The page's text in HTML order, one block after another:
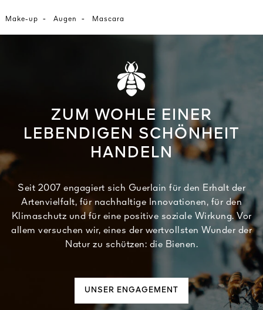
Make-up - Augen - Mascara
ZUM WOHLE EINER
LEBENDIGEN SCHÖNHEIT
HANDELN
Seit 2007 engagiert sich Guerlain für den Erhalt der
Artenvielfalt, für nachhaltige Innovationen, für den
Klimaschutz und für eine positive soziale Wirkung. Vor
allem versuchen wir, eines der wertvollsten Wunder der
Natur zu schützen: die Bienen.
UNSER ENGAGEMENT